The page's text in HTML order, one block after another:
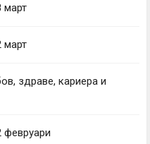
март
март
здраве, кариера и
февруари